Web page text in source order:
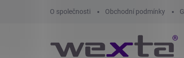
O společnosti Obchodní podmínky